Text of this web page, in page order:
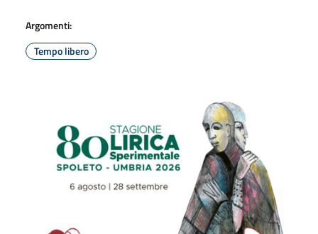
Argomenti:
Tempo libero